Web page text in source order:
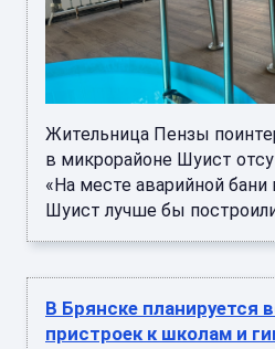
Жительница Пензы
в микрорайоне Шуист
«На месте аварийной
Шуист лучше бы построили
В Брянске планируется
пристроек к школам и